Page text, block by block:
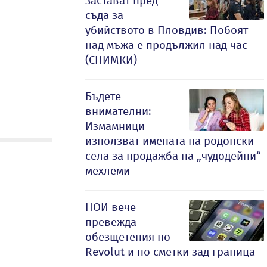
съда за
убийството в Пловдив: Побоят
над мъжа е продължил над час
(СНИМКИ)
Бъдете
внимателни:
Измамници
използват имената на родопски
села за продажба на „чудодейни“
мехлеми
НОИ вече
превежда
обезщетения по
Revolut и по сметки зад граница